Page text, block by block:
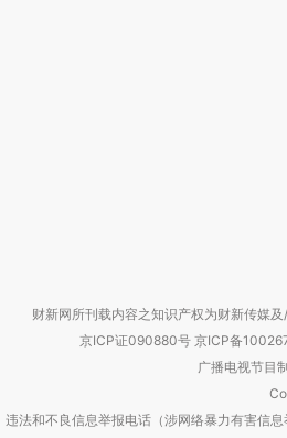
财新网所刊载内容之知识产权为财新传媒
京ICP证090880号 京ICP备
广播电视节目
违法和不良信息举报电话（涉网络暴力有害